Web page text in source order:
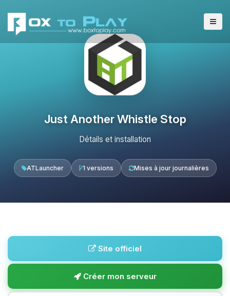
Just Another Whistle Stop
Détails et installation
ATLauncher 1 versions Mises à jour journalières
Site officiel
Créer mon serveur